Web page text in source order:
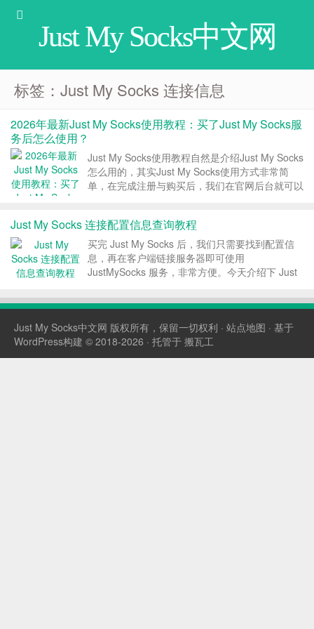
Just My Socks中文网
标签：Just My Socks 连接信息
2026年最新Just My Socks使用教程：买了Just My Socks服
务后怎么使用？
Just My Socks使用教程自然是介绍Just My Socks
怎么用的，其实Just My Socks使用方式非常简
单，在完成注册与购买后，我们在官网后台就可以
用教程版...
Just My Socks 连接配置信息查询教程
买完 Just My Socks 后，我们只需要找到配置信
息，再在客户端链接服务器即可使用
JustMySocks 服务，非常方便。今天介绍下 Just
UUID 等。 一、配置信息查看 登陆
Just My Socks中文网 版权所有，保留一切权利 · 站点地图 · 基于
WordPress构建 © 2018-2026 · 托管于 搬瓦工